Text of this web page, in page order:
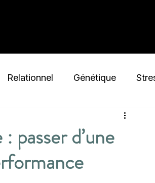
Relationnel Génétique
passer d’une